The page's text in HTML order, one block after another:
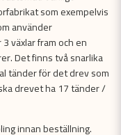
som exempelvis
använder
växlar fram och en
Det finns två snarlika
tänder för det drev som
drevet ha 17 tänder /
innan beställning.